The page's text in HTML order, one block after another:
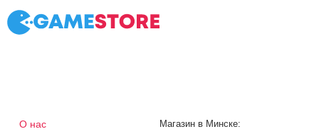
О нас
Магазин в Минске: